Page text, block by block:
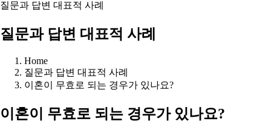
질문과 답변 대표적 사례
질문과 답변 대표적 사례
Home
질문과 답변 대표적 사례
이혼이 무효로 되는 경우가 있나요?
이혼이 무효로 되는 경우가 있나요?